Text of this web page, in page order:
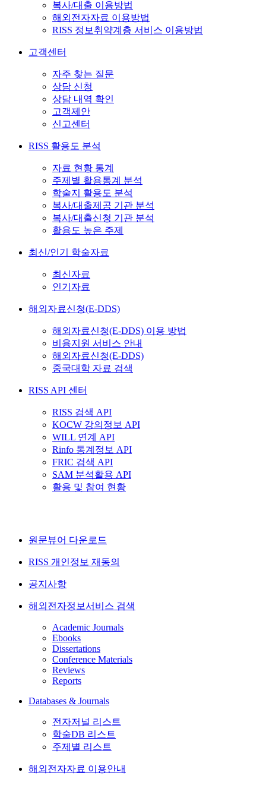
복사/대출 이용방법
해외전자자료 이용방법
RISS 정보취약계층 서비스 이용방법
고객센터
자주 찾는 질문
상담 신청
상담 내역 확인
고객제안
신고센터
RISS 활용도 분석
자료 현황 통계
주제별 활용통계 분석
학술지 활용도 분석
복사/대출제공 기관 분석
복사/대출신청 기관 분석
활용도 높은 주제
최신/인기 학술자료
최신자료
인기자료
해외자료신청(E-DDS)
해외자료신청(E-DDS) 이용 방법
비용지원 서비스 안내
해외자료신청(E-DDS)
중국대학 자료 검색
RISS API 센터
RISS 검색 API
KOCW 강의정보 API
WILL 연계 API
Rinfo 통계정보 API
FRIC 검색 API
SAM 분석활용 API
활용 및 참여 현황
원문뷰어 다운로드
RISS 개인정보 재동의
공지사항
해외전자정보서비스 검색
Academic Journals
Ebooks
Dissertations
Conference Materials
Reviews
Reports
Databases & Journals
전자저널 리스트
학술DB 리스트
주제별 리스트
해외전자자료 이용안내